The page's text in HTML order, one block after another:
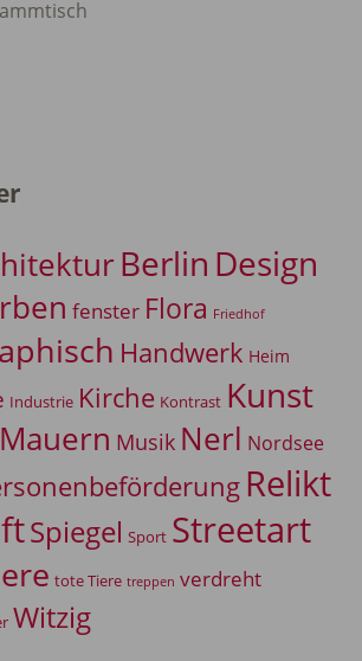
Berlin Design
fenster Flora Friedhof
Handwerk Heim
Industrie Kirche Kontrast Kunst
Mauern Musik Nerl Nordsee
Relikt
Spiegel Sport Streetart
tote Tiere treppen verdreht
Witzig